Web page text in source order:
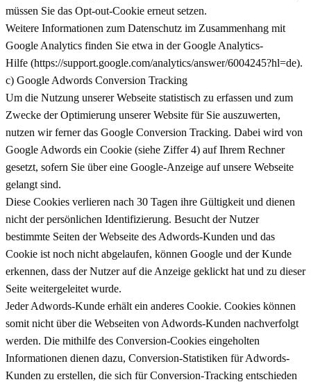
müssen Sie das Opt-out-Cookie erneut setzen.
Weitere Informationen zum Datenschutz im Zusammenhang mit
Google Analytics finden Sie etwa in der Google Analytics-
Hilfe (https://support.google.com/analytics/answer/6004245?hl=de).
c) Google Adwords Conversion Tracking
Um die Nutzung unserer Webseite statistisch zu erfassen und zum
Zwecke der Optimierung unserer Website für Sie auszuwerten,
nutzen wir ferner das Google Conversion Tracking. Dabei wird von
Google Adwords ein Cookie (siehe Ziffer 4) auf Ihrem Rechner
gesetzt, sofern Sie über eine Google-Anzeige auf unsere Webseite
gelangt sind.
Diese Cookies verlieren nach 30 Tagen ihre Gültigkeit und dienen
nicht der persönlichen Identifizierung. Besucht der Nutzer
bestimmte Seiten der Webseite des Adwords-Kunden und das
Cookie ist noch nicht abgelaufen, können Google und der Kunde
erkennen, dass der Nutzer auf die Anzeige geklickt hat und zu dieser
Seite weitergeleitet wurde.
Jeder Adwords-Kunde erhält ein anderes Cookie. Cookies können
somit nicht über die Webseiten von Adwords-Kunden nachverfolgt
werden. Die mithilfe des Conversion-Cookies eingeholten
Informationen dienen dazu, Conversion-Statistiken für Adwords-
Kunden zu erstellen, die sich für Conversion-Tracking entschieden